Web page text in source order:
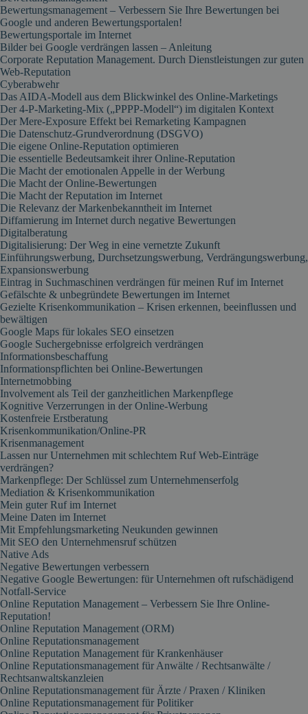
Bewertungsmanagement – Verbessern Sie Ihre Bewertungen bei
Google und anderen Bewertungsportalen!
Bewertungsportale im Internet
Bilder bei Google verdrängen lassen – Anleitung
Corporate Reputation Management. Durch Dienstleistungen zur guten
Web-Reputation
Cyberabwehr
Das AIDA-Modell aus dem Blickwinkel des Online-Marketings
Der 4-P-Marketing-Mix („PPPP-Modell“) im digitalen Kontext
Der Mere-Exposure Effekt bei Remarketing Kampagnen
Die Datenschutz-Grundverordnung (DSGVO)
Die eigene Online-Reputation optimieren
Die essentielle Bedeutsamkeit ihrer Online-Reputation
Die Macht der emotionalen Appelle in der Werbung
Die Macht der Online-Bewertungen
Die Macht der Reputation im Internet
Die Relevanz der Markenbekanntheit im Internet
Diffamierung im Internet durch negative Bewertungen
Digitalberatung
Digitalisierung: Der Weg in eine vernetzte Zukunft
Einführungswerbung, Durchsetzungswerbung, Verdrängungswerbung,
Expansionswerbung
Eintrag in Suchmaschinen verdrängen für meinen Ruf im Internet
Gefälschte & unbegründete Bewertungen im Internet
Gezielte Krisenkommunikation – Krisen erkennen, beeinflussen und
bewältigen
Google Maps für lokales SEO einsetzen
Google Suchergebnisse erfolgreich verdrängen
Informationsbeschaffung
Informationspflichten bei Online-Bewertungen
Internetmobbing
Involvement als Teil der ganzheitlichen Markenpflege
Kognitive Verzerrungen in der Online-Werbung
Kostenfreie Erstberatung
Krisenkommunikation/Online-PR
Krisenmanagement
Lassen nur Unternehmen mit schlechtem Ruf Web-Einträge
verdrängen?
Markenpflege: Der Schlüssel zum Unternehmenserfolg
Mediation & Krisenkommunikation
Mein guter Ruf im Internet
Meine Daten im Internet
Mit Empfehlungsmarketing Neukunden gewinnen
Mit SEO den Unternehmensruf schützen
Native Ads
Negative Bewertungen verbessern
Negative Google Bewertungen: für Unternehmen oft rufschädigend
Notfall-Service
Online Reputation Management – Verbessern Sie Ihre Online-
Reputation!
Online Reputation Management (ORM)
Online Reputationsmanagement
Online Reputation Management für Krankenhäuser
Online Reputationsmanagement für Anwälte / Rechtsanwälte /
Rechtsanwaltskanzleien
Online Reputationsmanagement für Ärzte / Praxen / Kliniken
Online Reputationsmanagement für Politiker